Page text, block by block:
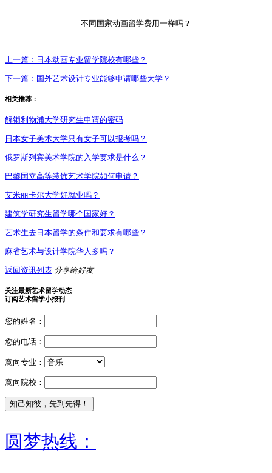
不同国家动画留学费用一样吗？
上一篇： 日本动画专业留学院校有哪些？
下一篇： 国外艺术设计专业能够申请哪些大学？
相关推荐：
解锁利物浦大学研究生申请的密码
日本女子美术大学只有女子可以报考吗？
俄罗斯列宾美术学院的入学要求是什么？
巴黎国立高等装饰艺术学院如何申请？
艾米丽卡尔大学好就业吗？
建筑学研究生留学哪个国家好？
艺术生去日本留学的条件和要求有哪些？
麻省艺术与设计学院华人多吗？
返回资讯列表 分享给好友
关注最新艺术留学动态
订阅艺术留学小报刊
您的姓名：
您的电话：
意向专业：
意向院校：
圆梦热线：